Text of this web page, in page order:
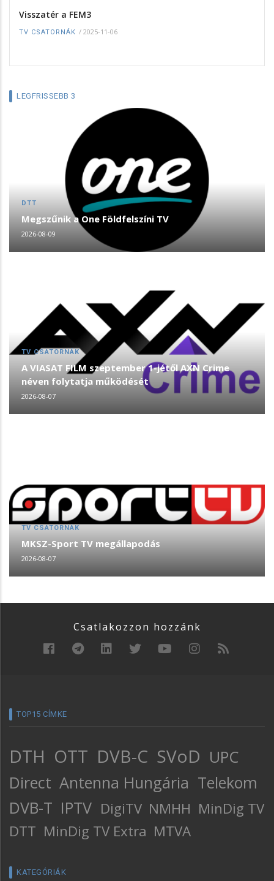
Visszatér a FEM3
TV CSATORNÁK / 2025-11-06
LEGFRISSEBB 3
DTT
Megszűnik a One Földfelszíni TV
2026-08-09
TV CSATORNÁK
A VIASAT FILM szeptember 1-jétől AXN Crime
néven folytatja működését
2026-08-07
TV CSATORNÁK
MKSZ-Sport TV megállapodás
2026-08-07
Csatlakozzon hozzánk
TOP15 CÍMKE
DTH OTT DVB-C SVoD UPC
Direct Antenna Hungária Telekom
DVB-T IPTV DigiTV NMHH MinDig TV
DTT MinDig TV Extra MTVA
KATEGÓRIÁK